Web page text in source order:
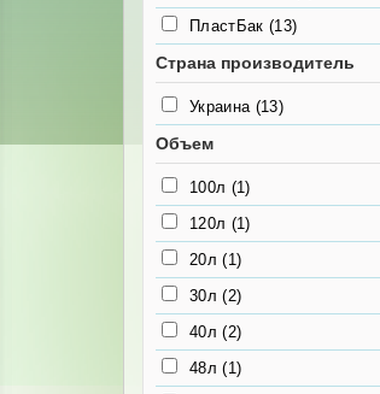
ПластБак (13)
Страна производитель
Украина (13)
Объем
100л (1)
120л (1)
20л(1)
30л(2)
40л(2)
48л(1)